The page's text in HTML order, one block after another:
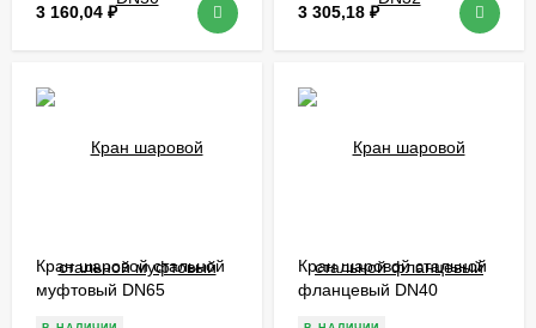
3 160,04 ₽ 3 305,18 ₽
Кран шаровой стальной
муфтовый DN65
Кран шаровой стальной
фланцевый DN40